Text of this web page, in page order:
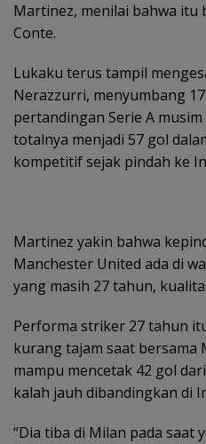
Martinez, menilai bahwa
Conte.
Lukaku terus tampil
Nerazzurri, menyumbang
pertandingan Serie A
totalnya menjadi 57 gol
kompetitif sejak pindah ke
Martinez yakin bahwa
Manchester United ada di
yang masih 27 tahun,
Performa striker 27 tahun
kurang tajam saat bersama
mampu mencetak 42 gol
kalah jauh dibandingkan di
“Dia tiba di Milan pada saat